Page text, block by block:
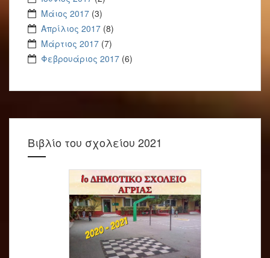
Μάιος 2017 (3)
Απρίλιος 2017 (8)
Μάρτιος 2017 (7)
Φεβρουάριος 2017 (6)
Βιβλίο του σχολείου 2021